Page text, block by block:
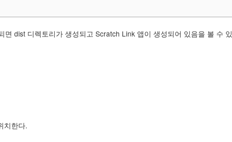
dist 디렉토리가 생성되고 Scratch Link 앱이 생성되어 있음을 볼 수 있
치한다.